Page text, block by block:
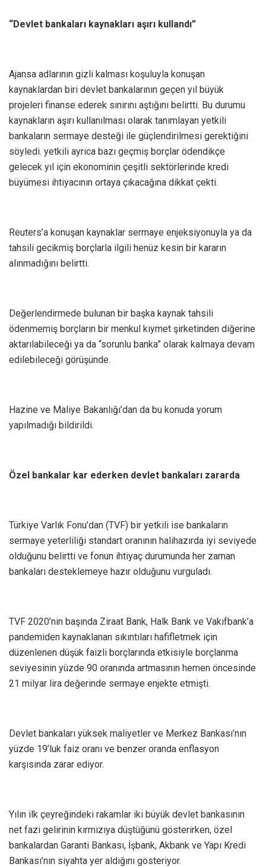
“Devlet bankaları kaynakları aşırı kullandı”
Ajansa adlarının gizli kalması koşuluyla konuşan
kaynaklardan biri devlet bankalarının geçen yıl büyük
projeleri finanse ederek sınırını aştığını belirtti. Bu durumu
kaynakların aşırı kullanılması olarak tanımlayan yetkili
bankaların sermaye desteği ile güçlendirilmesi gerektiğini
söyledi. yetkili ayrıca bazı geçmiş borçlar ödendikçe
gelecek yıl için ekonominin çeşitli sektörlerinde kredi
büyümesi ihtiyacının ortaya çıkacağına dikkat çekti.
Reuters’a konuşan kaynaklar sermaye enjeksiyonuyla ya da
tahsili gecikmiş borçlarla ilgili henüz kesin bir kararın
alınmadığını belirtti.
Değerlendirmede bulunan bir başka kaynak tahsili
ödenmemiş borçların bir menkul kıymet şirketinden diğerine
aktarılabileceği ya da “sorunlu banka” olarak kalmaya devam
edilebileceği görüşünde.
Hazine ve Maliye Bakanlığı’dan da bu konuda yorum
yapılmadığı bildirildi.
Özel bankalar kar ederken devlet bankaları zararda
Türkiye Varlık Fonu’dan (TVF) bir yetkili ise bankaların
sermaye yeterliliği standart oranının halihazırda iyi seviyede
olduğunu belirtti ve fonun ihtiyaç durumunda her zaman
bankaları desteklemeye hazır olduğunu vurguladı.
TVF 2020’nin başında Ziraat Bank, Halk Bank ve Vakıfbank’a
pandemiden kaynaklanan sıkıntıları hafifletmek için
düzenlenen düşük faizli borçlarında etkisiyle borçlanma
seviyesinin yüzde 90 oranında artmasının hemen öncesinde
21 milyar lira değerinde sermaye enjekte etmişti.
Devlet bankaları yüksek maliyetler ve Merkez Bankası’nın
yüzde 19’luk faiz oranı ve benzer oranda enflasyon
karşısında zarar ediyor.
Yılın ilk çeyreğindeki rakamlar iki büyük devlet bankasının
net fazi gelirinin kırmızıya düştüğünü gösterirken, özel
bankalardan Garanti Bankası, İşbank, Akbank ve Yapı Kredi
Bankası’nın siyahta yer aldığını gösteriyor.